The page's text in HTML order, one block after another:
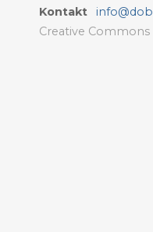
Kontakt
Creative Commons